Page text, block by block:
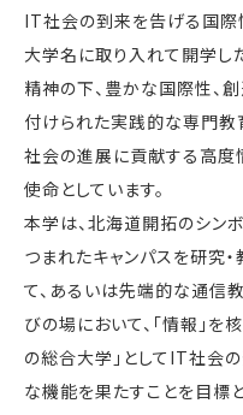
IT社会の到来を告げる国際
大学名に取り入れて開学し
精神の下、豊かな国際性、
付けられた実践的な専門教
社会の進展に貢献する高度
使命としています。
本学は、北海道開拓のシン
つまれたキャンパスを研究
て、あるいは先端的な通信
びの場において、「情報」
の総合大学」としてIT社会
な機能を果たすことを目標と